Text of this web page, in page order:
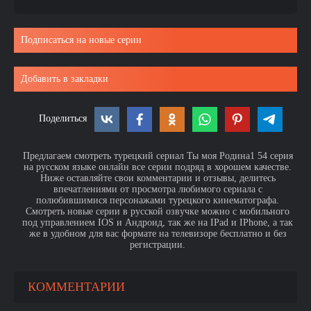
Подписаться на новые серии
Добавить в закладки
Поделиться
Предлагаем смотреть турецкий сериал Ты моя Родина1 54 серия
на русском языке онлайн все серии подряд в хорошем качестве.
Ниже оставляйте свои комментарии и отзывы, делитесь
впечатлениями от просмотра любимого сериала с
полюбившимися персонажами турецкого кинематографа.
Смотреть новые серии в русской озвучке можно с мобильного
под управлением IOS и Андроид, так же на IPad и IPhone, а так
же в удобном для вас формате на телевизоре бесплатно и без
регистрации.
КОММЕНТАРИИ